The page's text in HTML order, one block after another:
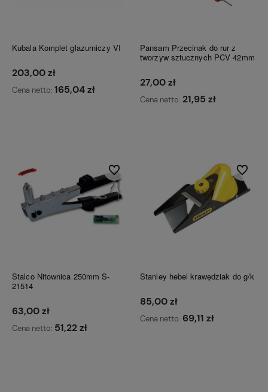
Kubala Komplet glazurniczy VI
203,00 zł
Cena netto: 165,04 zł
Pansam Przecinak do rur z
tworzyw sztucznych PCV 42mm
27,00 zł
Cena netto: 21,95 zł
Stalco Nitownica 250mm S-
21514
63,00 zł
Cena netto: 51,22 zł
Do ulubionych
Stanley hebel krawędziak do g/k
85,00 zł
Cena netto: 69,11 zł
Do